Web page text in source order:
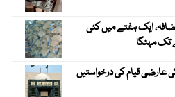
ایک ہفتے میں کئی
عارضی قیام کی درخواستیں